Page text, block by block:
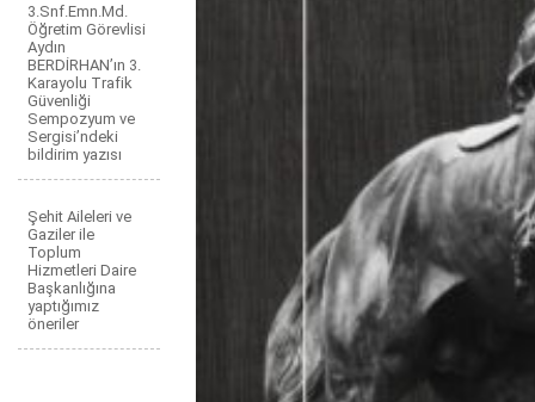
3.Snf.Emn.Md.
Öğretim Görevlisi
Aydın
BERDİRHAN’ın 3.
Karayolu Trafik
Güvenliği
Sempozyum ve
Sergisi’ndeki
bildirim yazısı
Şehit Aileleri ve
Gaziler ile
Toplum
Hizmetleri Daire
Başkanlığına
yaptığımız
öneriler